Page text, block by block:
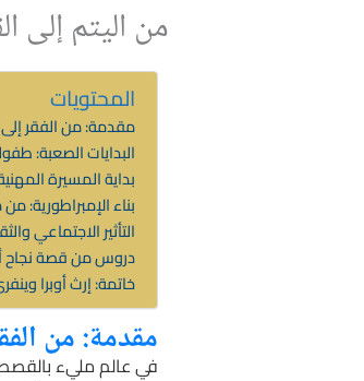
من اليتم إلى
المحتويات
مقدمة: من الفقر إلى
البدايات الصعبة:
بداية المسيرة
بناء الإمبراطورية:
التأثير الاجتماعي
دروس من قصة نجاح
خاتمة: إرث أوبرا
مقدمة: من
في عالم مليء